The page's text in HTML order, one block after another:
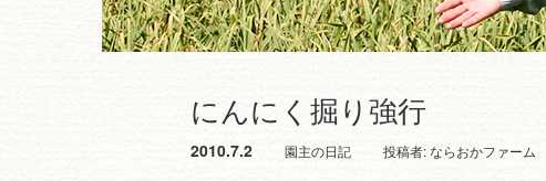
にんにく掘り強行
2010.7.2 園主の日記 投稿者:ならおかファーム